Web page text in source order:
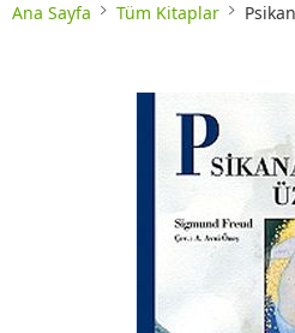
Ana Sayfa Tüm Kitaplar